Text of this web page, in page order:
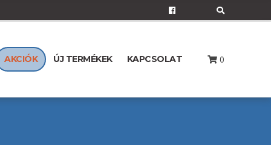
E
x
r
AKCIÓK ÚJ TERMÉKEK KAPCSOLAT 0